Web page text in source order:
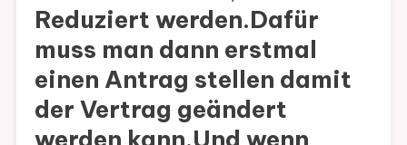
Reduziert werden.Dafür
muss man dann erstmal
einen Antrag stellen damit
der Vertrag geändert